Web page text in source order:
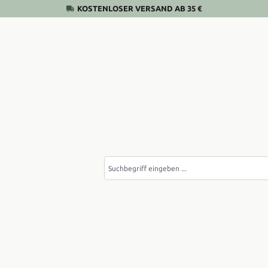
KOSTENLOSER VERSAND AB 35 €